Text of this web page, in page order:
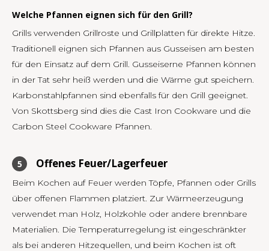
Welche Pfannen eignen sich für den Grill?
Grills verwenden Grillroste und Grillplatten für direkte Hitze.
Traditionell eignen sich Pfannen aus Gusseisen am besten
für den Einsatz auf dem Grill. Gusseiserne Pfannen können
in der Tat sehr heiß werden und die Wärme gut speichern.
Karbonstahlpfannen sind ebenfalls für den Grill geeignet.
Von Skottsberg sind dies die Cast Iron Cookware und die
Carbon Steel Cookware Pfannen.
Offenes Feuer/Lagerfeuer
Beim Kochen auf Feuer werden Töpfe, Pfannen oder Grills
über offenen Flammen platziert. Zur Wärmeerzeugung
verwendet man Holz, Holzkohle oder andere brennbare
Materialien. Die Temperaturregelung ist eingeschränkter
als bei anderen Hitzequellen, und beim Kochen ist oft